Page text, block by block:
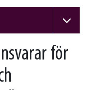
för